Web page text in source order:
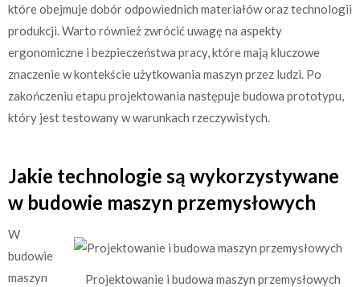
które obejmuje dobór odpowiednich materiałów oraz technologii
produkcji. Warto również zwrócić uwagę na aspekty
ergonomiczne i bezpieczeństwa pracy, które mają kluczowe
znaczenie w kontekście użytkowania maszyn przez ludzi. Po
zakończeniu etapu projektowania następuje budowa prototypu,
który jest testowany w warunkach rzeczywistych.
Jakie technologie są wykorzystywane
w budowie maszyn przemysłowych
Projektowanie i budowa maszyn przemysłowych
W
budowie
maszyn